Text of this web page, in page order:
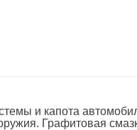
и капота
Графитовая